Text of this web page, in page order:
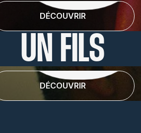
DÉCOUVRIR
UN FILS
DÉCOUVRIR